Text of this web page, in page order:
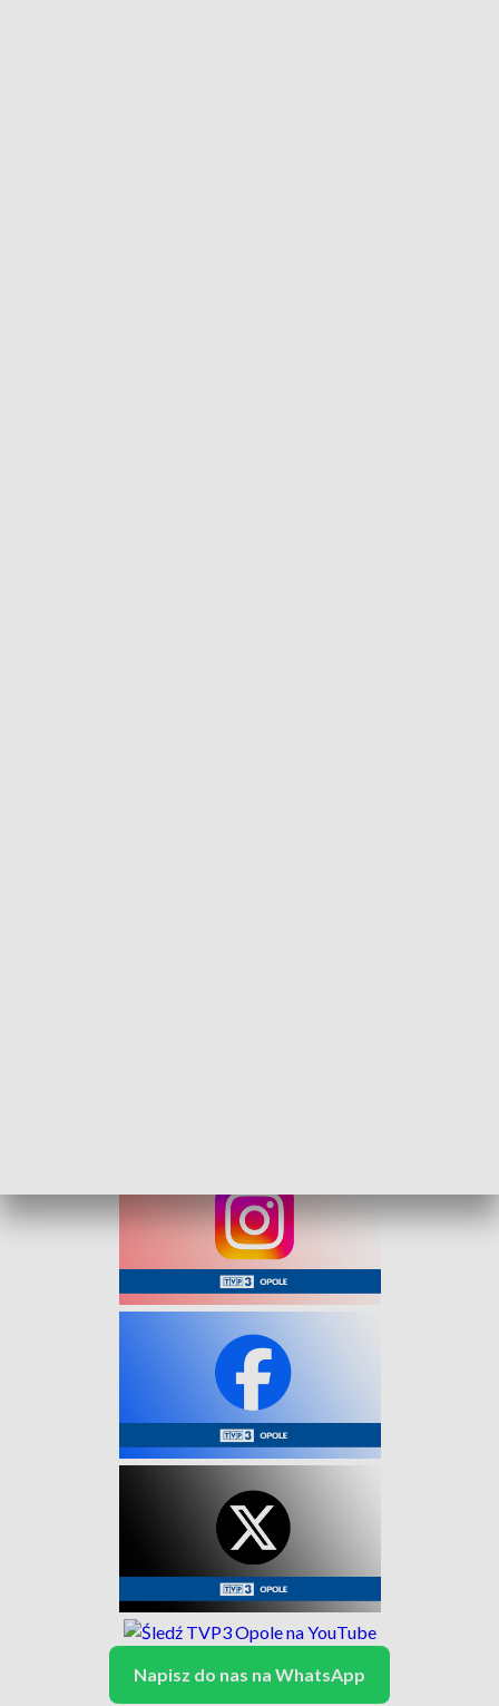
Napisz do nas na WhatsApp